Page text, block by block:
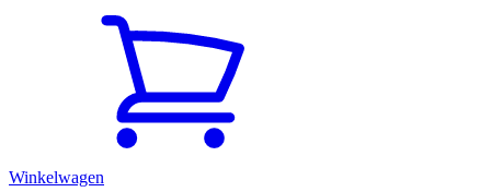
Winkelwagen